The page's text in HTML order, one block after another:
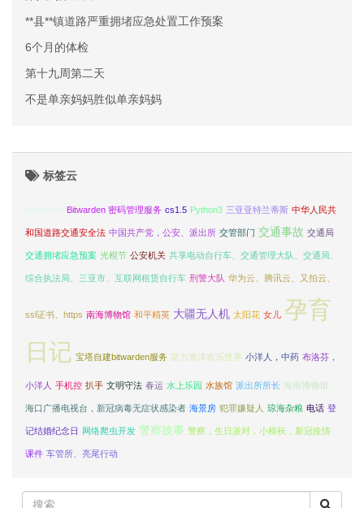
**县**镇道路严重拥堵应急处置工作预案
6个月的体检
第十九周第二天
不是单亲妈妈胜似单亲妈妈
标签云
Bitwarden 密码管理服务 cs1.5 Python3 三亚亚特兰蒂斯 中华人民共
和国道路交通安全法 中国共产党，公安、派出所 交管部门 交通事故 交通局
交通拥堵应急预案 光棍节 公安机关 共享电动自行车、交通管理大队、交通局、
综合执法局、三亚市、互联网租赁自行车 刑警大队 华为云、腾讯云、又拍云、
ssl证书、https 南海博物馆 和平精英 大疆无人机 太阳花 女儿 孕育
日记 宝塔自建bitwarden服务 富力海洋欢乐世界 小洋人，中药 布洛芬，
小洋人 手机控 扒手 文明守法 春运 水上乐园 水族馆 派出所所长 海南博物馆
海口广播电视台，新冠病毒无症状感染者 海景房 犯罪嫌疑人 琼海杂粮 电话 登
记结婚纪念日 网络爬虫开发 警察故事 警察，生日派对，小棉袄，新冠疫情
课件 车管所、亮尾行动